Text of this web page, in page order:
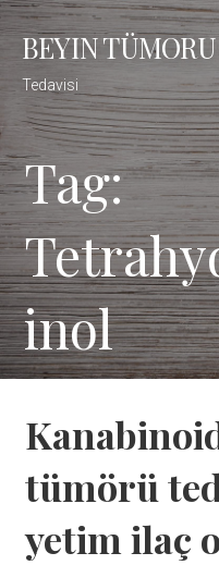
Skip
BEYIN TÜMORU
Tedavisi
Tag:
inol
tümörü
yetim ilaç